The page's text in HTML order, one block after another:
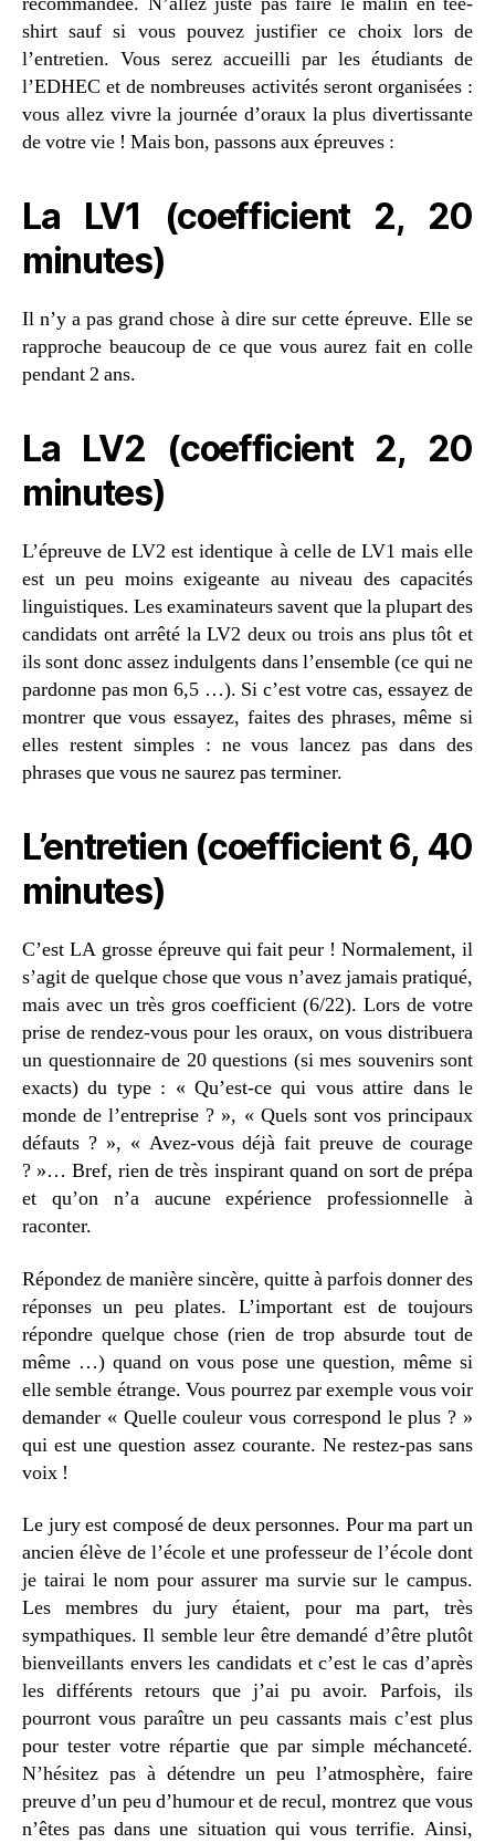
shirt sauf si vous pouvez justifier ce choix lors de
l’entretien. Vous serez accueilli par les étudiants de
l’EDHEC et de nombreuses activités seront organisées :
vous allez vivre la journée d’oraux la plus divertissante
de votre vie ! Mais bon, passons aux épreuves :
La LV1 (coefficient 2, 20
minutes)
Il n’y a pas grand chose à dire sur cette épreuve. Elle se
rapproche beaucoup de ce que vous aurez fait en colle
pendant 2 ans.
La LV2 (coefficient 2, 20
minutes)
L’épreuve de LV2 est identique à celle de LV1 mais elle
est un peu moins exigeante au niveau des capacités
linguistiques. Les examinateurs savent que la plupart des
candidats ont arrêté la LV2 deux ou trois ans plus tôt et
ils sont donc assez indulgents dans l’ensemble (ce qui ne
pardonne pas mon 6,5 …). Si c’est votre cas, essayez de
montrer que vous essayez, faites des phrases, même si
elles restent simples : ne vous lancez pas dans des
phrases que vous ne saurez pas terminer.
L’entretien (coefficient 6, 40
minutes)
C’est LA grosse épreuve qui fait peur ! Normalement, il
s’agit de quelque chose que vous n’avez jamais pratiqué,
mais avec un très gros coefficient (6/22). Lors de votre
prise de rendez-vous pour les oraux, on vous distribuera
un questionnaire de 20 questions (si mes souvenirs sont
exacts) du type : « Qu’est-ce qui vous attire dans le
monde de l’entreprise ? », « Quels sont vos principaux
défauts ? », « Avez-vous déjà fait preuve de courage
? »… Bref, rien de très inspirant quand on sort de prépa
et qu’on n’a aucune expérience professionnelle à
raconter.
Répondez de manière sincère, quitte à parfois donner des
réponses un peu plates. L’important est de toujours
répondre quelque chose (rien de trop absurde tout de
même …) quand on vous pose une question, même si
elle semble étrange. Vous pourrez par exemple vous voir
demander « Quelle couleur vous correspond le plus ? »
qui est une question assez courante. Ne restez-pas sans
voix !
Le jury est composé de deux personnes. Pour ma part un
ancien élève de l’école et une professeur de l’école dont
je tairai le nom pour assurer ma survie sur le campus.
Les membres du jury étaient, pour ma part, très
sympathiques. Il semble leur être demandé d’être plutôt
bienveillants envers les candidats et c’est le cas d’après
les différents retours que j’ai pu avoir. Parfois, ils
pourront vous paraître un peu cassants mais c’est plus
pour tester votre répartie que par simple méchanceté.
N’hésitez pas à détendre un peu l’atmosphère, faire
preuve d’un peu d’humour et de recul, montrez que vous
n’êtes pas dans une situation qui vous terrifie. Ainsi,